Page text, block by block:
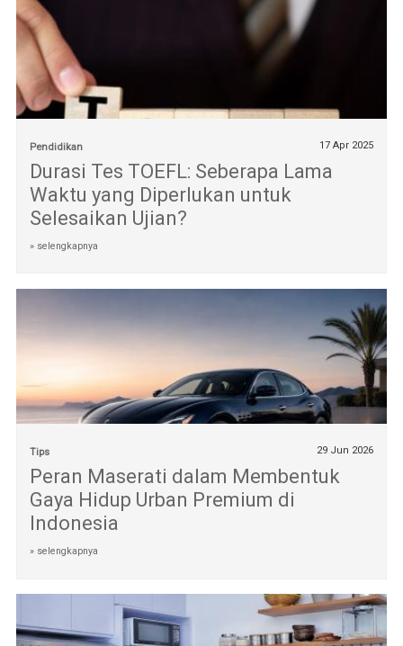
Pendidikan 17 Apr 2025
Durasi Tes TOEFL: Seberapa Lama
Waktu yang Diperlukan untuk
Selesaikan Ujian?
» selengkapnya
Tips 29 Jun 2026
Peran Maserati dalam Membentuk
Gaya Hidup Urban Premium di
Indonesia
» selengkapnya